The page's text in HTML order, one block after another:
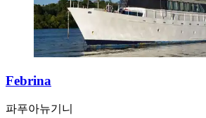
Febrina
파푸아뉴기니